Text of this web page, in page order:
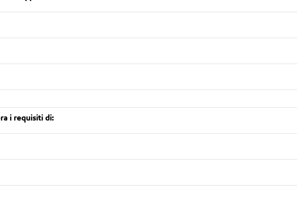
i requisiti di: